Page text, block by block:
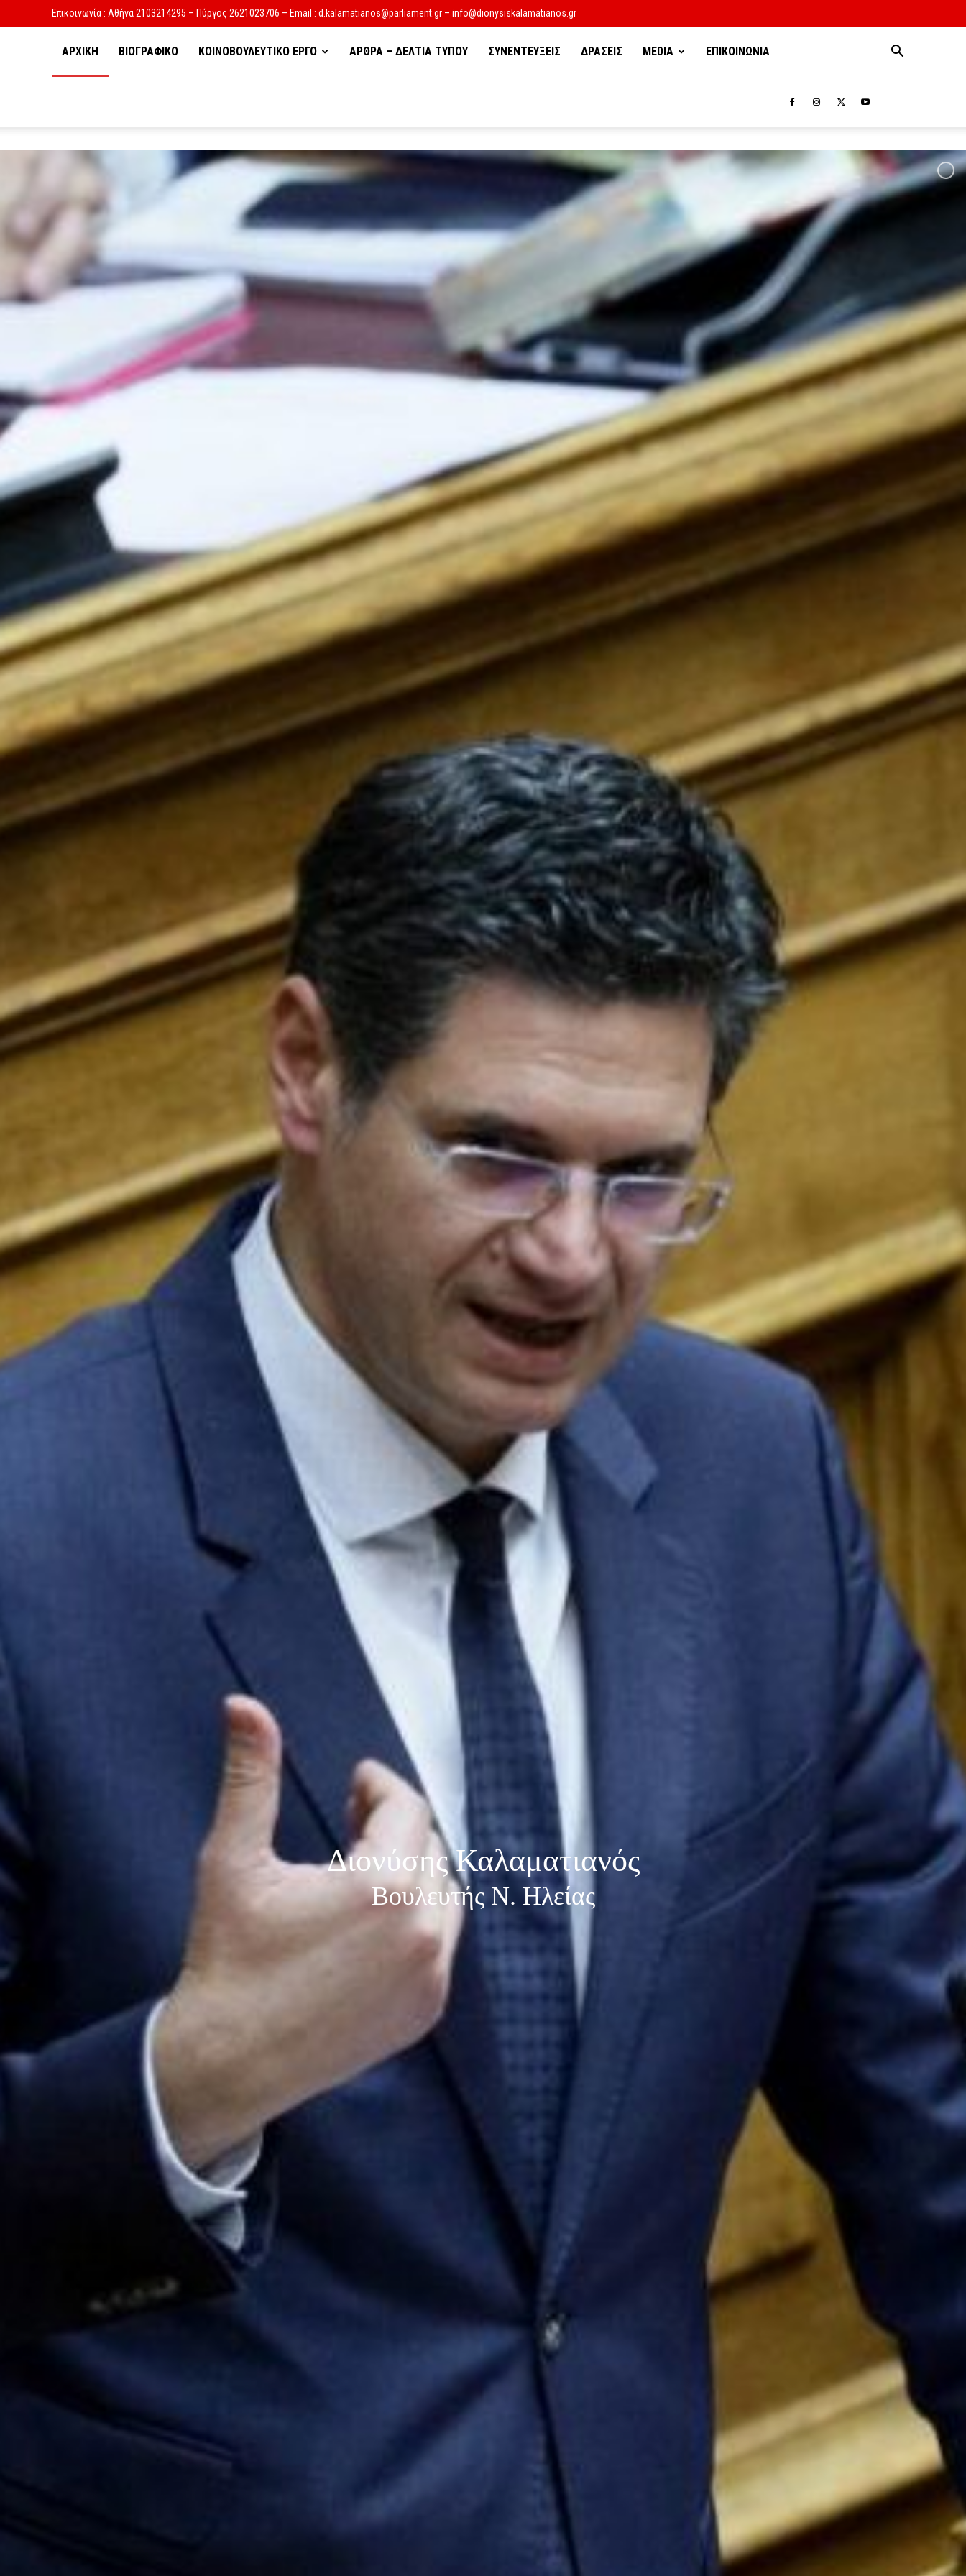
Επικοινωνία : Αθήνα 2103214295 – Πύργος 2621023706 – Email : d.kalamatianos@parliament.gr – info@dionysiskalamatianos.gr
ΑΡΧΙΚΗ ΒΙΟΓΡΑΦΙΚΟ ΚΟΙΝΟΒΟΥΛΕΥΤΙΚΟ ΕΡΓΟ ΑΡΘΡΑ – ΔΕΛΤΙΑ ΤΥΠΟΥ ΣΥΝΕΝΤΕΥΞΕΙΣ ΔΡΑΣΕΙΣ MEDIA ΕΠΙΚΟΙΝΩΝΙΑ
Διονύσης Καλαματιανός
Βουλευτής Ν. Ηλείας